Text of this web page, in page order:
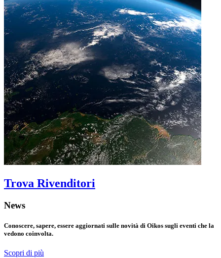
Trova Rivenditori
News
Conoscere, sapere, essere aggiornati sulle novità di Oikos sugli eventi che la
vedono coinvolta.
Scopri di più